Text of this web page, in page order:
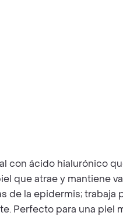
con ácido hialurónico
que atrae y mantiene
de la epidermis;
Perfecto para una piel